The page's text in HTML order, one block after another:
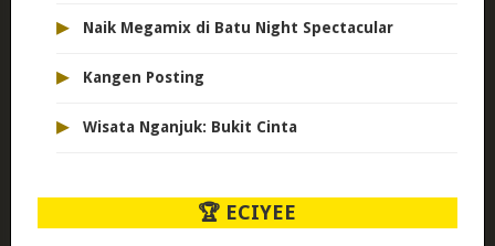
▸ Naik Megamix di Batu Night Spectacular
▸ Kangen Posting
▸ Wisata Nganjuk: Bukit Cinta
🏆 ECIYEE